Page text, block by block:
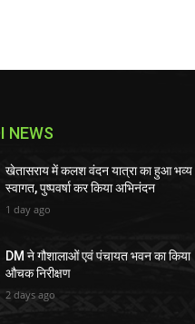
NEWS
खेतासराय में कलश वंदन यात्रा का हुआ भव्य
स्वागत, पुष्पवर्षा कर किया अभिनंदन
1 day ago
DM ने गौशालाओं एवं पंचायत भवन का किया
औचक निरीक्षण
2 days ago